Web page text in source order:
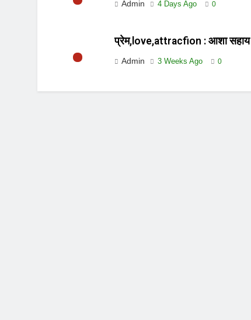
Admin 4 Days Ago 0
प्रेम,love,attracfion : आशा सहाय
Admin 3 Weeks Ago 0